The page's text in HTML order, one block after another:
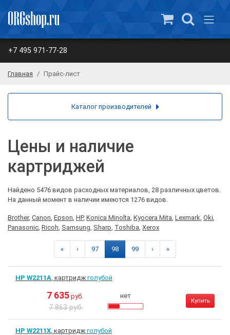
+7 495 971-77-28
Главная Прайс-лист
Цены и наличие
картриджей
Найдено 5476 видов расходных материалов, 28 различных цветов.
На данный момент в наличии имеются 1276 видов.
Brother, Canon, Epson, HP, Konica Minolta, Kyocera Mita, Lexmark, Oki,
Panasonic, Ricoh, Samsung, Sharp, Toshiba, Xerox
« ‹ 97 98 99 › »
HP W2211A, картридж голубой
7 635 руб.
7 863 руб.
нет
Купить
HP W2211X, картридж голубой